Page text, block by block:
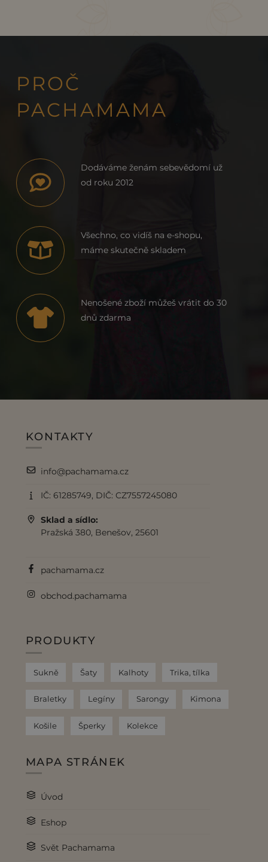
PROČ
PACHAMAMA
Dodáváme ženám sebevědomí už
od roku 2012
Všechno, co vidíš na e-shopu,
máme skutečně skladem
Nenošené zboží můžeš vrátit do 30
dnů zdarma
KONTAKTY
info@pachamama.cz
IČ: 61285749, DIČ: CZ7557245080
Sklad a sídlo:
Pražská 380, Benešov, 25601
pachamama.cz
obchod.pachamama
PRODUKTY
Sukně Šaty Kalhoty Trika, tílka
Braletky Legíny Sarongy Kimona
Košile Šperky Kolekce
MAPA STRÁNEK
Úvod
Eshop
Svět Pachamama